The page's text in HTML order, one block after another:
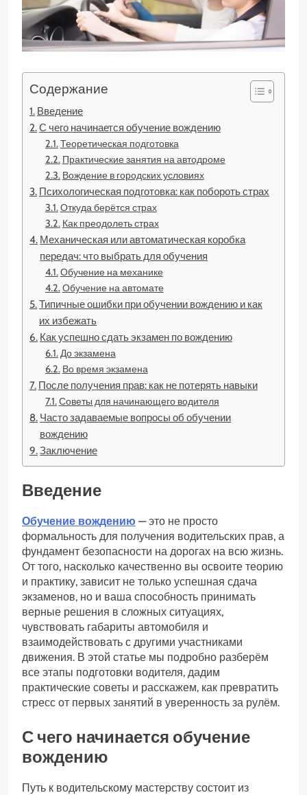
Содержание
Введение
С чего начинается обучение вождению
Теоретическая подготовка
Практические занятия на автодроме
Вождение в городских условиях
Психологическая подготовка: как побороть страх
Откуда берётся страх
Как преодолеть страх
Механическая или автоматическая коробка
передач: что выбрать для обучения
Обучение на механике
Обучение на автомате
Типичные ошибки при обучении вождению и как
их избежать
Как успешно сдать экзамен по вождению
До экзамена
Во время экзамена
После получения прав: как не потерять навыки
Советы для начинающего водителя
Часто задаваемые вопросы об обучении
вождению
Заключение
Введение
Обучение вождению — это не просто
формальность для получения водительских прав, а
фундамент безопасности на дорогах на всю жизнь.
От того, насколько качественно вы освоите теорию
и практику, зависит не только успешная сдача
экзаменов, но и ваша способность принимать
верные решения в сложных ситуациях,
чувствовать габариты автомобиля и
взаимодействовать с другими участниками
движения. В этой статье мы подробно разберём
все этапы подготовки водителя, дадим
практические советы и расскажем, как превратить
стресс от первых занятий в уверенность за рулём.
С чего начинается обучение
вождению
Путь к водительскому мастерству состоит из